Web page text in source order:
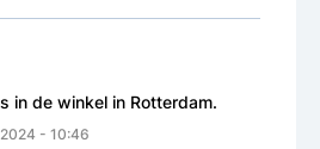
in de winkel in Rotterdam.
- 10:46